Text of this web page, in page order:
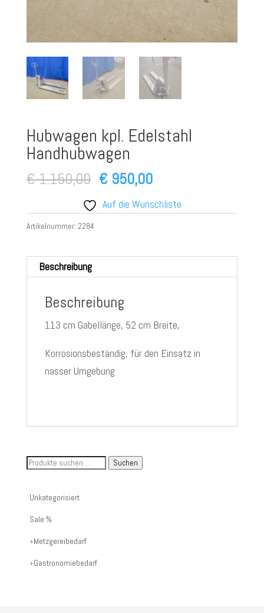
Hubwagen kpl. Edelstahl
Handhubwagen
€1.150,00 Ursprünglicher
Preis
war:
€ 950,00Aktueller
Preis
ist:
Auf die Wunschliste
Artikelnummer: 2284
Beschreibung
Beschreibung
113 cm Gabellänge, 52 cm Breite,
Korrosionsbeständig, für den Einsatz in
nasser Umgebung
Suche
Artikelnummer
oder
Suchen
Unkategorisiert
Sale %
Metzgereibedarf
Gastronomiebedarf